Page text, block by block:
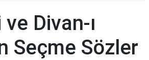
Divan-ı
Seçme Sözler